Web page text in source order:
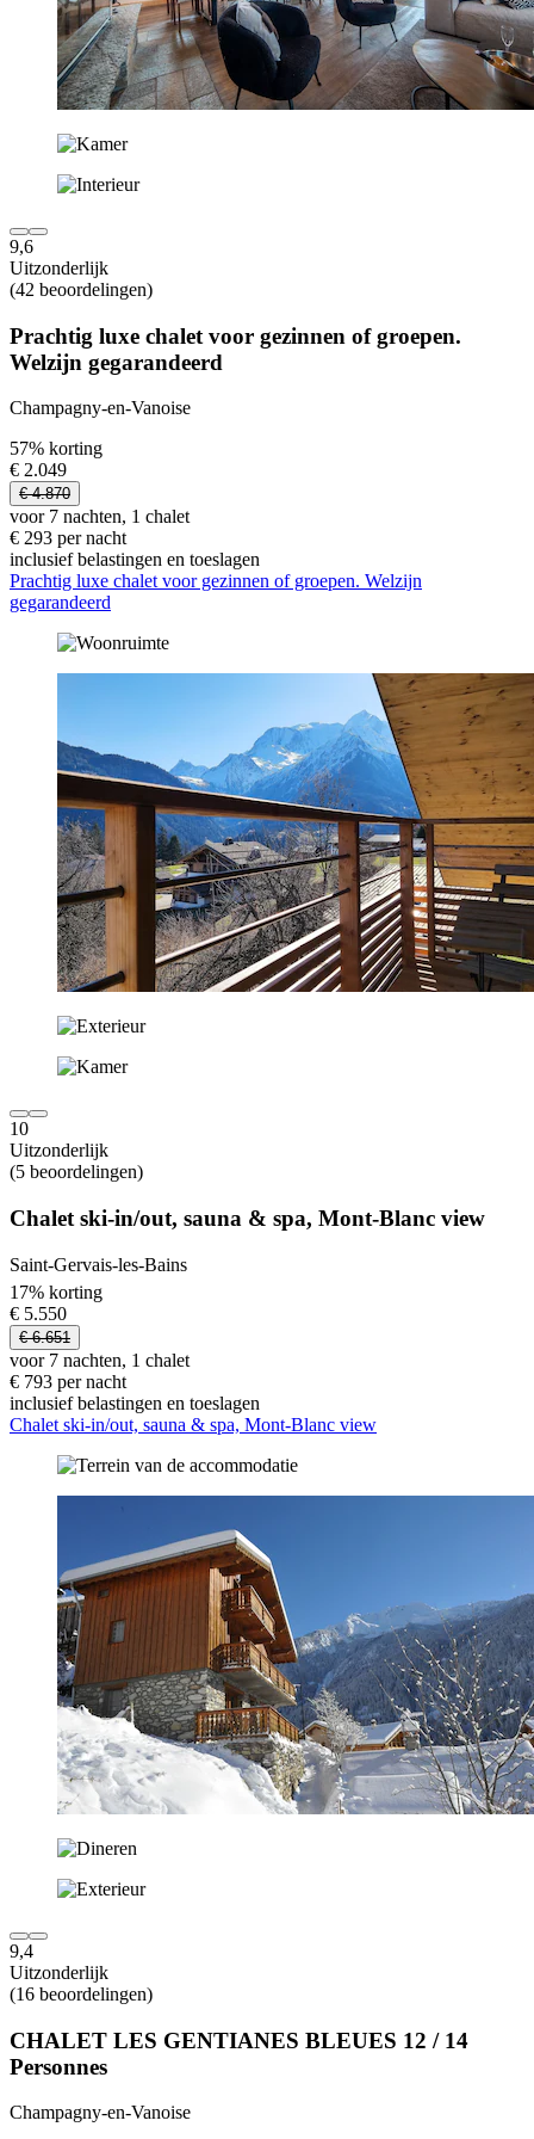
9,6
Uitzonderlijk
(42 beoordelingen)
Prachtig luxe chalet voor gezinnen of groepen.
Welzijn gegarandeerd
Champagny-en-Vanoise
57% korting
€ 2.049
€ 4.870
voor 7 nachten, 1 chalet
€ 293 per nacht
inclusief belastingen en toeslagen
Prachtig luxe chalet voor gezinnen of groepen. Welzijn
gegarandeerd
10
Uitzonderlijk
(5 beoordelingen)
Chalet ski-in/out, sauna & spa, Mont-Blanc view
Saint-Gervais-les-Bains
17% korting
€ 5.550
€ 6.651
voor 7 nachten, 1 chalet
€ 793 per nacht
inclusief belastingen en toeslagen
Chalet ski-in/out, sauna & spa, Mont-Blanc view
9,4
Uitzonderlijk
(16 beoordelingen)
CHALET LES GENTIANES BLEUES 12 / 14
Personnes
Champagny-en-Vanoise